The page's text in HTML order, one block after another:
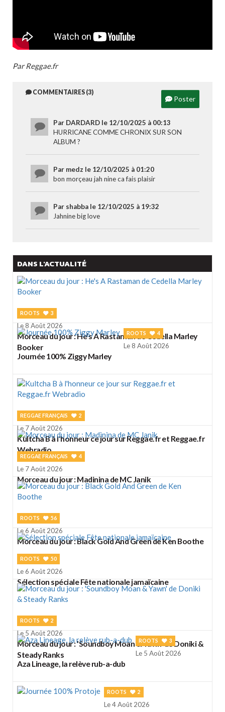
Par Reggae.fr
COMMENTAIRES (3)
Poster
Par DARDARD le 12/10/2025 à 00:13
HURRICANE COMME CHRONIX SUR SON
ALBUM ?
Par medz le 12/10/2025 à 01:20
bon morçeau jah nine ca fais plaisir
Par shabba le 12/10/2025 à 19:32
Jahnine big love
DANS L'ACTUALITÉ
ROOTS 3
Le 8 Août 2026
Morceau du jour : He's A Rastaman de Cedella Marley
Booker
ROOTS 4
Le 8 Août 2026
Journée 100% Ziggy Marley
REGGAE FRANÇAIS 2
Le 7 Août 2026
Kultcha B à l'honneur ce jour sur Reggae.fr et Reggae.fr
Webradio
REGGAE FRANÇAIS 4
Le 7 Août 2026
Morceau du jour : Madinina de MC Janik
ROOTS 56
Le 6 Août 2026
Morceau du jour : Black Gold And Green de Ken Boothe
ROOTS 50
Le 6 Août 2026
Sélection spéciale Fête nationale jamaïcaine
ROOTS 2
Le 5 Août 2026
Morceau du jour : 'Soundboy Moan & Yawn' de Doniki &
Steady Ranks
ROOTS 3
Le 5 Août 2026
Aza Lineage, la relève rub-a-dub
ROOTS 2
Le 4 Août 2026